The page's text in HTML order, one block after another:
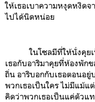
ให้เธอเบาความหงุดหงิด
ไปได้นิดหน่อย
ในโซลมีที่ให้นั่งคุย
เธอกับอาริมาคุยที่ห้องพักข
ถิ่น อาริบอกกับเธอตอนอ
พวกเธอเป็นใคร ไม่มีแม้แ
คิดว่าพวกเธอเป็นแค่ตัวแ